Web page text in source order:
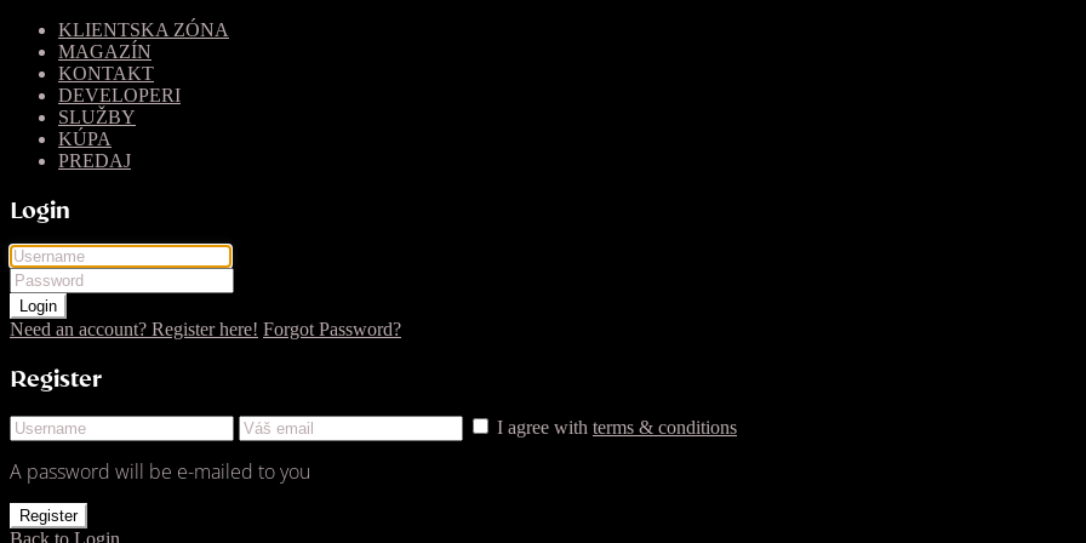
KLIENTSKA ZÓNA
MAGAZÍN
KONTAKT
DEVELOPERI
SLUŽBY
KÚPA
PREDAJ
Login
Login
Need an account? Register here! Forgot Password?
Register
I agree with terms & conditions
A password will be e-mailed to you
Register
Back to Login